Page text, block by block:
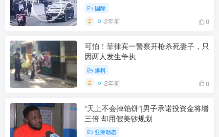
国际
2年前 0
可怕！菲律宾一警察开枪杀死妻子，只
因两人发生争执
爆料
2年前 0
“天上不会掉馅饼”|男子承诺投资金将增
三倍 却用假美钞规划
亚洲动态